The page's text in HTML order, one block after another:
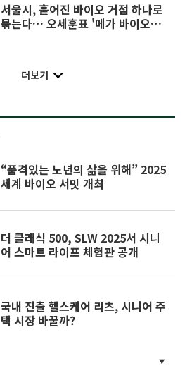
서울시, 흩어진 바이오 거점 하나로
묶는다… 오세훈표 '메가 바이오벨
더보기
“품격있는 노년의 삶을 위해” 2025
세계 바이오 서밋 개최
더 클래식 500, SLW 2025서 시니
어 스마트 라이프 체험관 공개
국내 진출 헬스케어 리츠, 시니어 주
택 시장 바꿀까?